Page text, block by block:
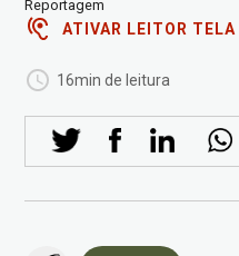
Reportagem
ATIVAR LEITOR TELA
16min de leitura